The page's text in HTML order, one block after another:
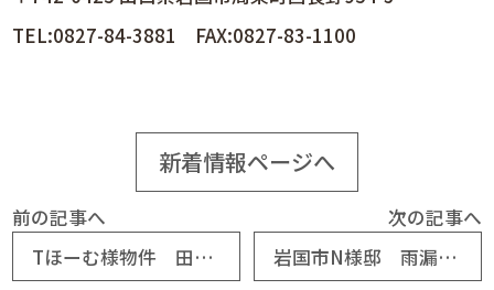
TEL:0827-84-3881 FAX:0827-83-1100
新着情報ページへ
前の記事へ
Tほーむ様物件 田布施町M様邸屋根カバー葺き工事
次の記事へ
岩国市N様邸 雨漏り補修工事瓦谷入れ替え